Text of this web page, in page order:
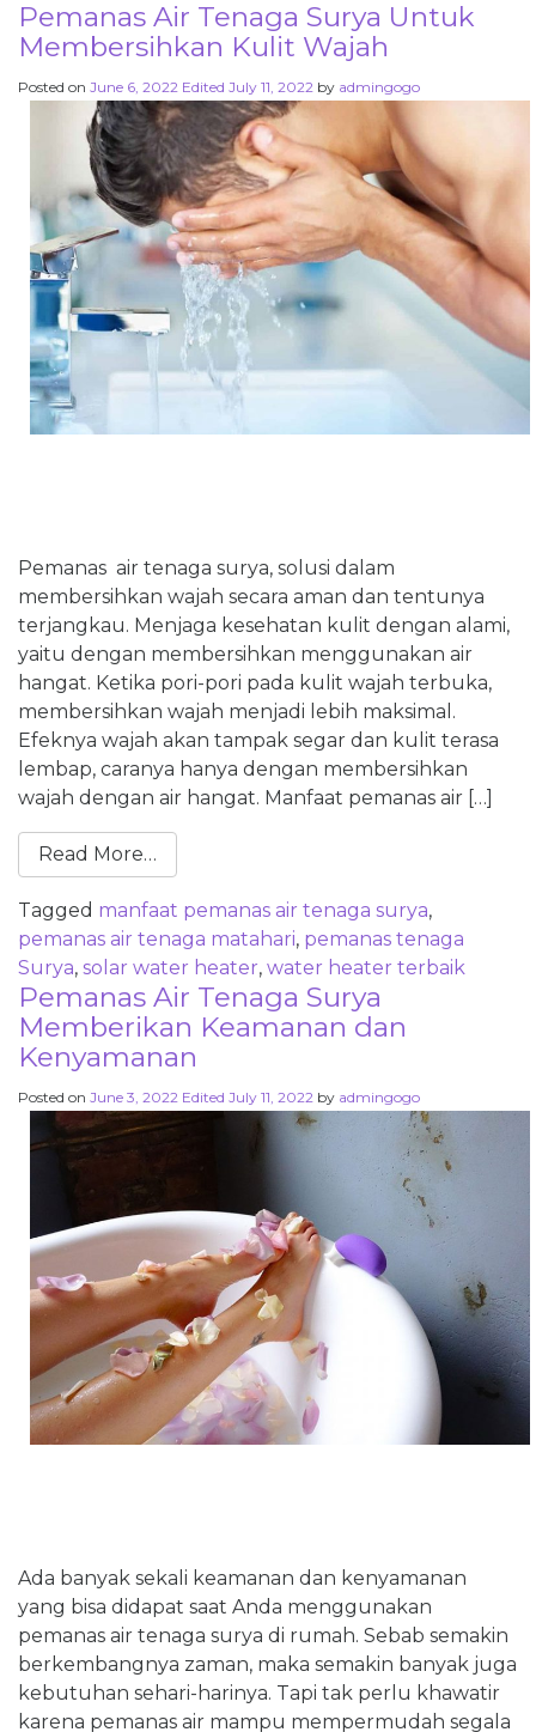
Pemanas Air Tenaga Surya Untuk
Membersihkan Kulit Wajah
Posted on June 6, 2022 Edited July 11, 2022 by admingogo
Pemanas air tenaga surya, solusi dalam
membersihkan wajah secara aman dan tentunya
terjangkau. Menjaga kesehatan kulit dengan alami,
yaitu dengan membersihkan menggunakan air
hangat. Ketika pori-pori pada kulit wajah terbuka,
membersihkan wajah menjadi lebih maksimal.
Efeknya wajah akan tampak segar dan kulit terasa
lembap, caranya hanya dengan membersihkan
wajah dengan air hangat. Manfaat pemanas air […]
Read More…
Tagged manfaat pemanas air tenaga surya,
pemanas air tenaga matahari, pemanas tenaga
Surya, solar water heater, water heater terbaik
Pemanas Air Tenaga Surya
Memberikan Keamanan dan
Kenyamanan
Posted on June 3, 2022 Edited July 11, 2022 by admingogo
Ada banyak sekali keamanan dan kenyamanan
yang bisa didapat saat Anda menggunakan
pemanas air tenaga surya di rumah. Sebab semakin
berkembangnya zaman, maka semakin banyak juga
kebutuhan sehari-harinya. Tapi tak perlu khawatir
karena pemanas air mampu mempermudah segala